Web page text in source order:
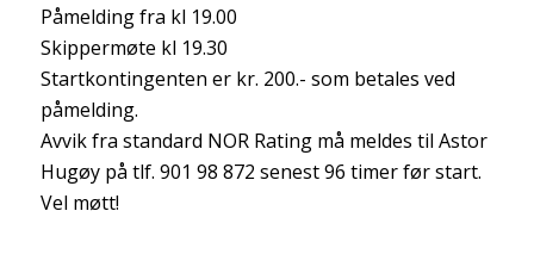
Påmelding fra kl 19.00
Skippermøte kl 19.30
Startkontingenten er kr. 200.- som betales ved
påmelding.
Avvik fra standard NOR Rating må meldes til Astor
Hugøy på tlf. 901 98 872 senest 96 timer før start.
Vel møtt!